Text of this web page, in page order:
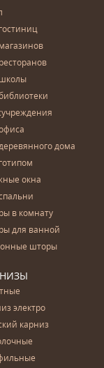
дома
окна
в комнату
для ванной
шторы
электро
карниз